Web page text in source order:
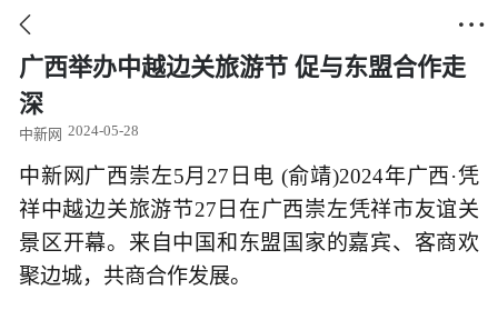
 
广西举办中越边关旅游节 促与东盟合作走
深
中新网 2024-05-28
中新网广西崇左5月27日电 (俞靖)2024年广西·凭
祥中越边关旅游节27日在广西崇左凭祥市友谊关
景区开幕。来自中国和东盟国家的嘉宾、客商欢
聚边城，共商合作发展。